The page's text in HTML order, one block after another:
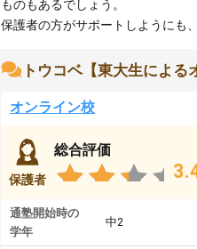
ものもあるでしょう。
保護者の方がサポートしようにも
トウコベ【東大生によ
オンライン校
保護者
総合評価
通塾開始時の
学年
中2